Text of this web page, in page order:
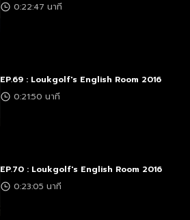
0:22:47 นาที
EP.69 : Loukgolf's English Room 2016
0:21:50 นาที
EP.70 : Loukgolf's English Room 2016
0:23:05 นาที